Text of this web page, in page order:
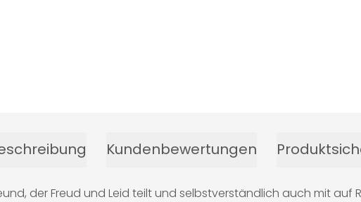
Kundenbewertungen
der Freud und Leid teilt und selbstverständlich auch mit auf